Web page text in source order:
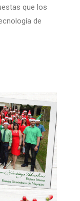
que los
de